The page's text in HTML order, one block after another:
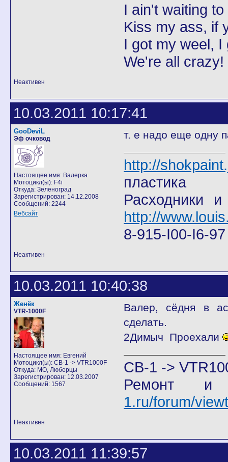
I ain't waiting
Kiss my ass, if
I got my weel,
We're all
Неактивен
10.03.2011 10:17:41
GooDeviL
Эф очковод
Настоящее имя: Валерка
Мотоцикл(ы): F4i
Откуда: Зеленоград
Зарегистрирован: 14.12.2008
Сообщений: 2244
Вебсайт
т. е надо еще одну
http://
пластика
Расходники
http://
8-915-I00-I6-
Неактивен
10.03.2011 10:40:38
Женёк
VTR-1000F
Настоящее имя: Евгений
Мотоцикл(ы): CB-1 -> VTR1000F
Откуда: МО, Люберцы
Зарегистрирован: 12.03.2007
Сообщений: 1567
Валер, сёдня в
сделать.
2Димыч Проехали
CB-1 ->
Ремонт и
1.ru/forum/
Неактивен
10.03.2011 11:39:57